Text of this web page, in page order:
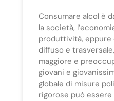
Consumare alcol è
la società,
produttività,
diffuso e
maggiore e
giovani e
globale di misure
rigorose può essere